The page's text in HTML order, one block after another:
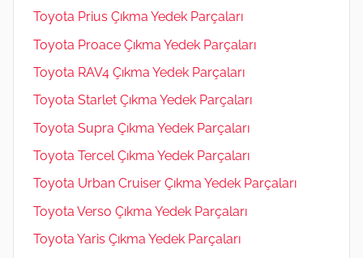
Toyota Prius Çıkma Yedek Parçaları
Toyota Proace Çıkma Yedek Parçaları
Toyota RAV4 Çıkma Yedek Parçaları
Toyota Starlet Çıkma Yedek Parçaları
Toyota Supra Çıkma Yedek Parçaları
Toyota Tercel Çıkma Yedek Parçaları
Toyota Urban Cruiser Çıkma Yedek Parçaları
Toyota Verso Çıkma Yedek Parçaları
Toyota Yaris Çıkma Yedek Parçaları